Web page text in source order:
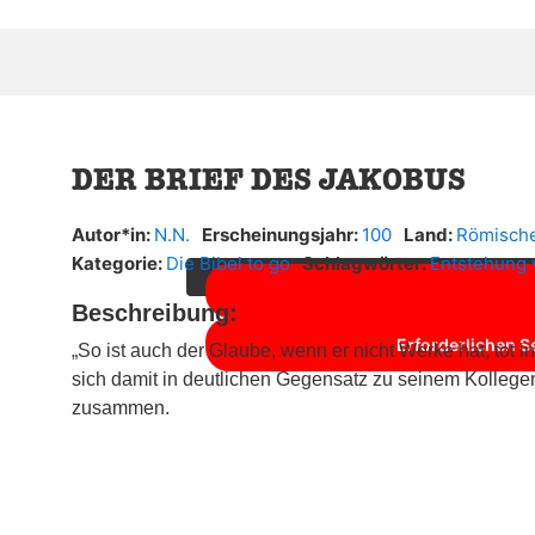
Sie sehen gerade einen Platzhalterinhalt
Erforderlichen
DER BRIEF DES JAKOBUS
Autor*in: N.N. Erscheinungsjahr: 100 Land:
Kategorie: Die Bibel to go Schlagwörter:Entstehung
Beschreibung:
„So ist auch der Glaube, wenn er nicht Werke hat, tot
sich damit in deutlichen Gegensatz zu seinem
zusammen.